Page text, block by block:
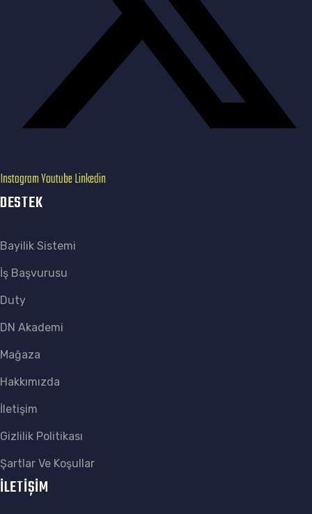
InstagramYoutubeLinkedin
DESTEK
Bayilik Sistemi
İş Başvurusu
Duty
DN Akademi
Mağaza
Hakkımızda
İletişim
Gizlilik Politikası
Şartlar Ve Koşullar
İLETİŞİM